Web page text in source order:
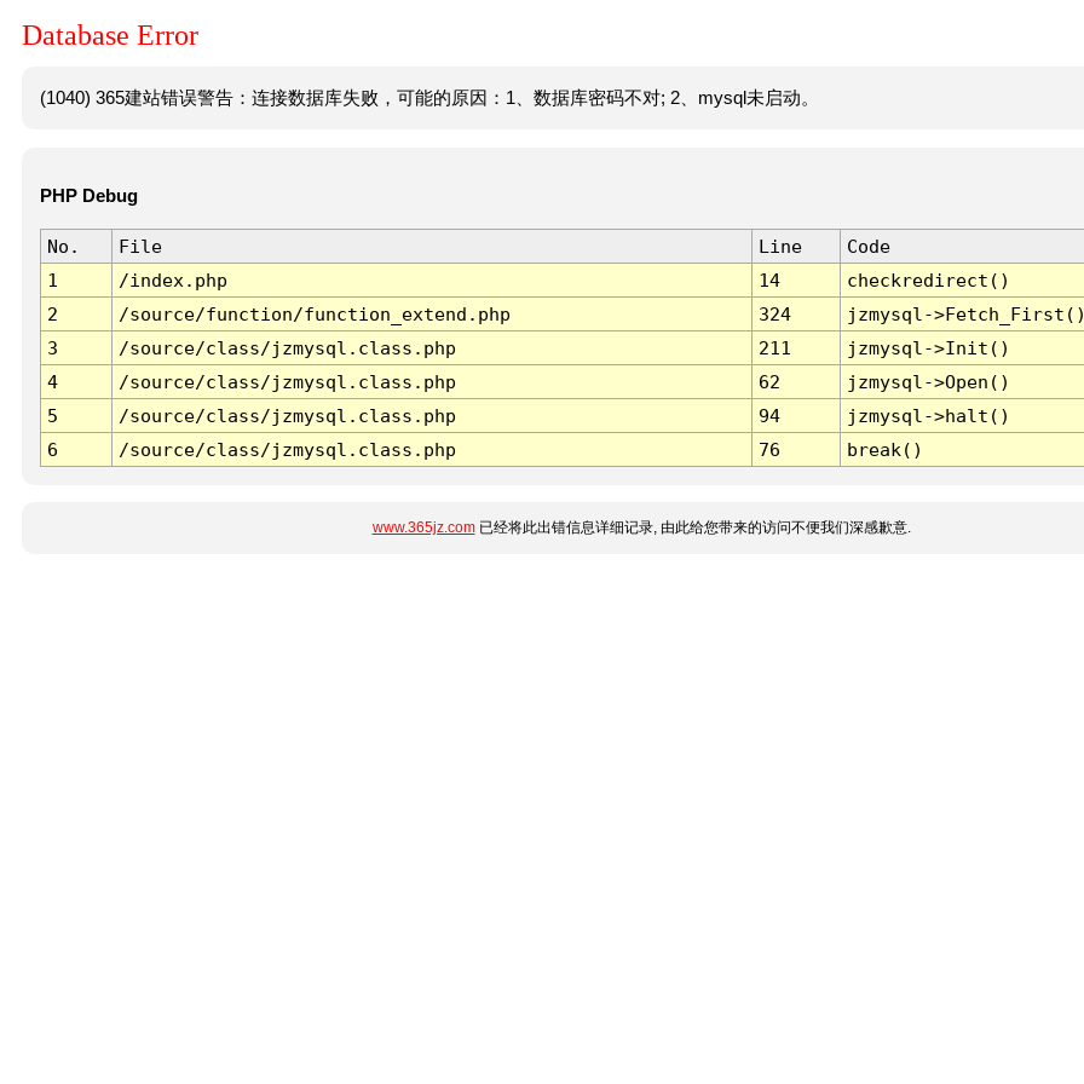
Database Error
(1040) 365建站错误警告：连接数据库失败，可能的原因：1、数据库密码不对; 2、mysql未启动。
PHP Debug
No. File Line
Code
1
/index.php 14
checkredirect()
2
/source/function/function_extend.php 324
jzmysql-
3
/source/class/jzmysql.class.php 211
jzmysql->Init()
4
/source/class/jzmysql.class.php 62
jzmysql->Open()
5
/source/class/jzmysql.class.php 94
jzmysql->halt()
6
/source/class/jzmysql.class.php 76 break()
www.365jz.com已经将此出错信息详细记录, 由此给您带来的访问不便我们深感歉意.